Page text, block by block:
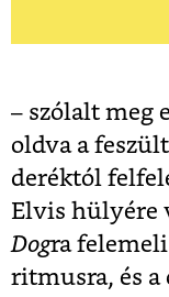
– szólalt meg
oldva a
deréktól
Elvis hülyére
Dogra
ritmusra, és a